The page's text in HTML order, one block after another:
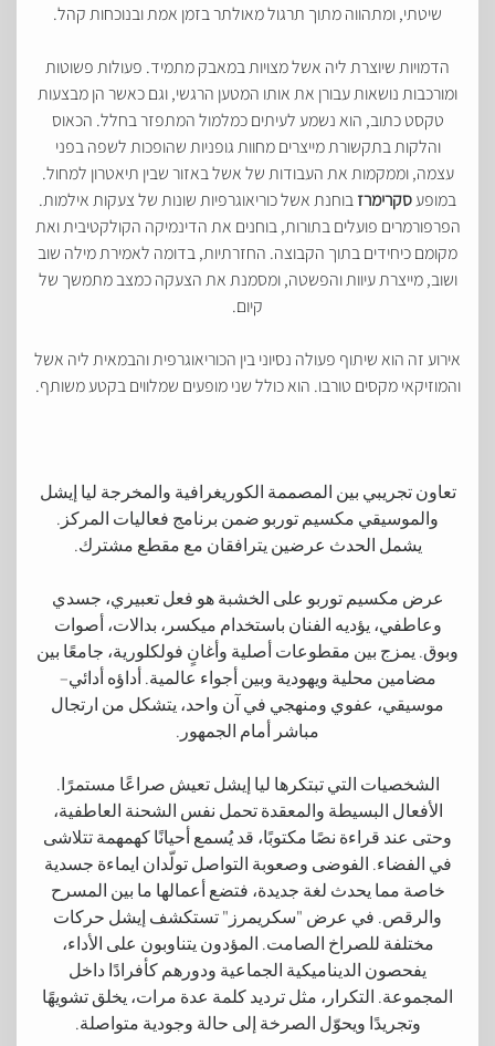
שיטתי, ומתהווה מתוך תרגול מאולתר בזמן אמת ובנוכחות קהל.
הדמויות שיוצרת ליה אשל מצויות במאבק מתמיד. פעולות פשוטות
ומורכבות נושאות עבורן את אותו המטען הרגשי, וגם כאשר הן מבצעות
טקסט כתוב, הוא נשמע לעיתים כמלמול המתפזר בחלל. הכאוס
והלקות בתקשורת מייצרים מחוות גופניות שהופכות לשפה בפני
עצמה, וממקמות את העבודות של אשל באזור שבין תיאטרון למחול.
במופעסקרימרזבוחנת אשל כוריאוגרפיות שונות של צעקות אילמות.
הפרפורמרים פועלים בתורות, בוחנים את הדינמיקה הקולקטיבית ואת
מקומם כיחידים בתוך הקבוצה. החזרתיות, בדומה לאמירת מילה שוב
ושוב, מייצרת עיוות והפשטה, ומסמנת את הצעקה כמצב מתמשך של
קיום.
אירוע זה הוא שיתוף פעולה נסיוני בין הכוריאוגרפית והבמאית ליה אשל
והמוזיקאי מקסים טורבו. הוא כולל שני מופעים שמלווים בקטע משותף.
تعاون تجريبي بين المصممة الكوريغرافية والمخرجة ليا إيشل
والموسيقي مكسيم توربو ضمن برنامج فعاليات المركز.
يشمل الحدث عرضين يترافقان مع مقطع مشترك.
عرض مكسيم توربو على الخشبة هو فعل تعبيري، جسدي
وعاطفي، يؤديه الفنان باستخدام ميكسر، بدالات، أصوات
وبوق. يمزج بين مقطوعات أصلية وأغانٍ فولكلورية، جامعًا بين
مضامين محلية ويهودية وبين أجواء عالمية. أداؤه أدائي–
موسيقي، عفوي ومنهجي في آن واحد، يتشكل من ارتجال
مباشر أمام الجمهور.
الشخصيات التي تبتكرها ليا إيشل تعيش صراعًا مستمرًا.
الأفعال البسيطة والمعقدة تحمل نفس الشحنة العاطفية،
وحتى عند قراءة نصًا مكتوبًا، قد يُسمع أحيانًا كهمهمة تتلاشى
في الفضاء. الفوضى وصعوبة التواصل تولّدان ايماءة جسدية
خاصة مما يحدث لغة جديدة، فتضع أعمالها ما بين المسرح
والرقص. في عرض "سكريمرز" تستكشف إيشل حركات
مختلفة للصراخ الصامت. المؤدون يتناوبون على الأداء،
يفحصون الديناميكية الجماعية ودورهم كأفرادًا داخل
المجموعة. التكرار، مثل ترديد كلمة عدة مرات، يخلق تشويهًا
وتجريدًا ويحوّل الصرخة إلى حالة وجودية متواصلة.